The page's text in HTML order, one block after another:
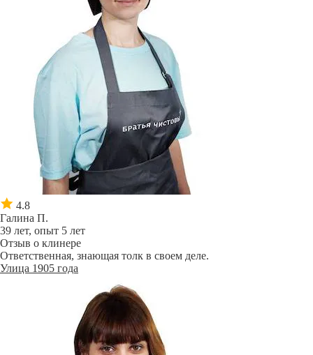
4.8
Галина П.
39 лет, опыт 5 лет
Отзыв о клинере
Ответственная, знающая толк в своем деле.
Улица 1905 года